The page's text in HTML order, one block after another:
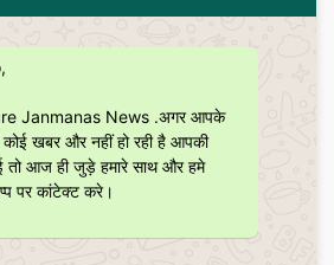
कॉफी टेबल बुक
News - 5 July 2026
कानपुर द्वारा बना ‘जागरूकता पैमाना’
की वैश्विक पहचान को देगा नई दिशा
News - 28 June 2026
ब्रीफ्स : एक अधिवक्ता की युवा उम्र की
Janmanas News .अगर आपके
कोई खबर और नहीं हो रही है आपकी
तो आज ही जुड़े हमारे साथ और हमे
पर कांटेक्ट करे।